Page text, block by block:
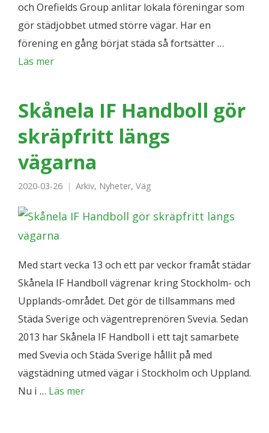
och Orefields Group anlitar lokala föreningar som
gör städjobbet utmed större vägar. Har en
förening en gång börjat städa så fortsätter …
Läs mer
Skånela IF Handboll gör
skräpfritt längs
vägarna
2020-03-26 Arkiv, Nyheter, Väg
Med start vecka 13 och ett par veckor framåt städar
Skånela IF Handboll vägrenar kring Stockholm- och
Upplands-området. Det gör de tillsammans med
Städa Sverige och vägentreprenören Svevia. Sedan
2013 har Skånela IF Handboll i ett tajt samarbete
med Svevia och Städa Sverige hållit på med
vägstädning utmed vägar i Stockholm och Uppland.
Nu i … Läs mer